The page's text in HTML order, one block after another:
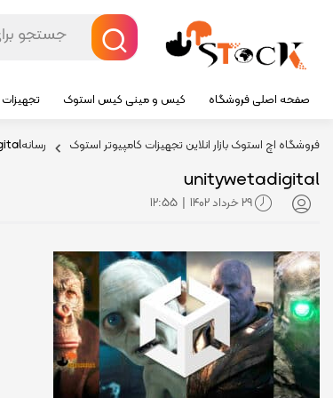
صفحه اصلی فروشگاه کیس و مینی کیس استوک
فروشگاه اچ استوک بازار انلاین تجهیزات کامپیوتر استوک رسانه
unitywetadigital
29 خرداد 1402 |
12:55